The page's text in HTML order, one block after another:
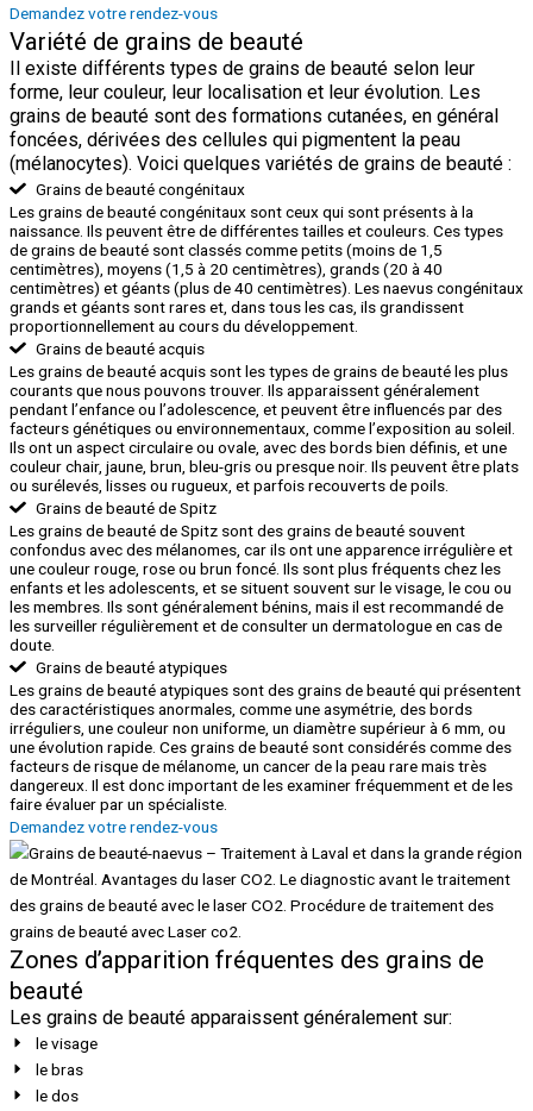
Demandez votre rendez-vous
Variété de grains de beauté
Il existe différents types de grains de beauté selon leur
forme, leur couleur, leur localisation et leur évolution. Les
grains de beauté sont des formations cutanées, en général
foncées, dérivées des cellules qui pigmentent la peau
(mélanocytes). Voici quelques variétés de grains de beauté :
Grains de beauté congénitaux
Les grains de beauté congénitaux sont ceux qui sont présents à la
naissance. Ils peuvent être de différentes tailles et couleurs. Ces types
de grains de beauté sont classés comme petits (moins de 1,5
centimètres), moyens (1,5 à 20 centimètres), grands (20 à 40
centimètres) et géants (plus de 40 centimètres). Les naevus congénitaux
grands et géants sont rares et, dans tous les cas, ils grandissent
proportionnellement au cours du développement.
Grains de beauté acquis
Les grains de beauté acquis sont les types de grains de beauté les plus
courants que nous pouvons trouver. Ils apparaissent généralement
pendant l’enfance ou l’adolescence, et peuvent être influencés par des
facteurs génétiques ou environnementaux, comme l’exposition au soleil.
Ils ont un aspect circulaire ou ovale, avec des bords bien définis, et une
couleur chair, jaune, brun, bleu-gris ou presque noir. Ils peuvent être plats
ou surélevés, lisses ou rugueux, et parfois recouverts de poils.
Grains de beauté de Spitz
Les grains de beauté de Spitz sont des grains de beauté souvent
confondus avec des mélanomes, car ils ont une apparence irrégulière et
une couleur rouge, rose ou brun foncé. Ils sont plus fréquents chez les
enfants et les adolescents, et se situent souvent sur le visage, le cou ou
les membres. Ils sont généralement bénins, mais il est recommandé de
les surveiller régulièrement et de consulter un dermatologue en cas de
doute.
Grains de beauté atypiques
Les grains de beauté atypiques sont des grains de beauté qui présentent
des caractéristiques anormales, comme une asymétrie, des bords
irréguliers, une couleur non uniforme, un diamètre supérieur à 6 mm, ou
une évolution rapide. Ces grains de beauté sont considérés comme des
facteurs de risque de mélanome, un cancer de la peau rare mais très
dangereux. Il est donc important de les examiner fréquemment et de les
faire évaluer par un spécialiste.
Demandez votre rendez-vous
Zones d’apparition fréquentes des grains de
beauté
Les grains de beauté apparaissent généralement sur:
le visage
le bras
le dos